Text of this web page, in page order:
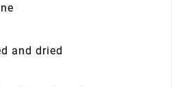
and dried